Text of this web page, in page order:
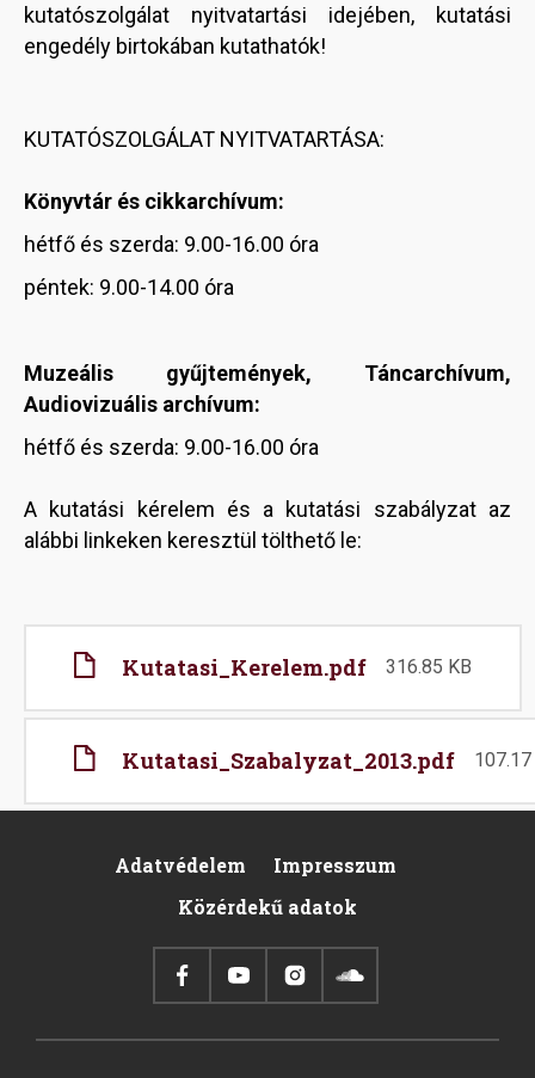
kutatószolgálat nyitvatartási idejében, kutatási
engedély birtokában kutathatók!
KUTATÓSZOLGÁLAT NYITVATARTÁSA:
Könyvtár és cikkarchívum:
hétfő és szerda: 9.00-16.00 óra
péntek: 9.00-14.00 óra
Muzeális gyűjtemények, Táncarchívum,
Audiovizuális archívum:
hétfő és szerda: 9.00-16.00 óra
A kutatási kérelem és a kutatási szabályzat az
alábbi linkeken keresztül tölthető le:
Kutatasi_Kerelem.pdf 316.85 KB
Kutatasi_Szabalyzat_2013.pdf 107.17
Footer
Adatvédelem
Impresszum
Közérdekű adatok